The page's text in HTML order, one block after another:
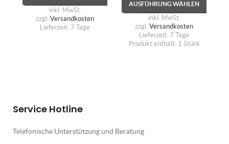
inkl. MwSt.
zzgl. Versandkosten
Lieferzeit: 7 Tage
AUSFÜHRUNG WÄHLEN
inkl. MwSt.
zzgl. Versandkosten
Lieferzeit: 7 Tage
Produkt enthält: 1 Stück
Service Hotline
Telefonische Unterstützung und Beratung